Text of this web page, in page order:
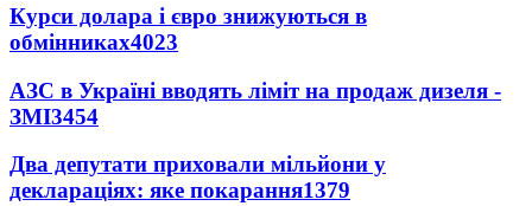
Курси долара і євро знижуються в
обмінниках4023
АЗС в Україні вводять ліміт на продаж дизеля -
ЗМІ3454
Два депутати приховали мільйони у
деклараціях: яке покарання1379